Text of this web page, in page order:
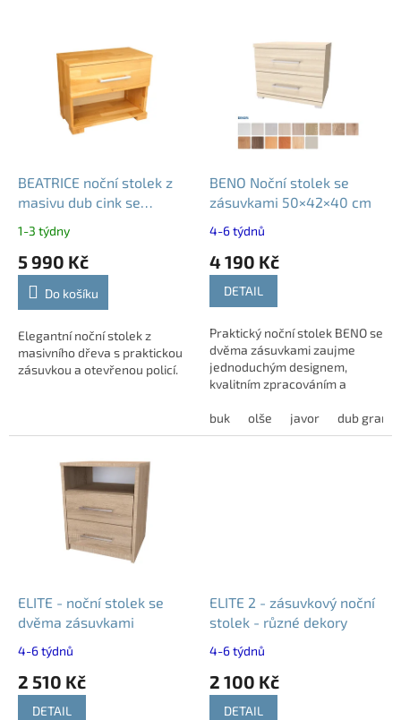
BEATRICE noční stolek z
masivu dub cink se
1-3 týdny
5 990 Kč
Do košíku
Elegantní noční stolek z
masivního dřeva s praktickou
zásuvkou a otevřenou policí.
BENO Noční stolek se
zásuvkami 50×42×40 cm
4-6 týdnů
4 190 Kč
DETAIL
Praktický noční stolek BENO se
dvěma zásuvkami zaujme
jednoduchým designem,
kvalitním zpracováním a
lůžky. Nabízí dostatek
úložného prostoru a...
buk olše javor dub
ELITE - noční stolek se
dvěma zásuvkami
4-6 týdnů
2 510 Kč
DETAIL
ELITE 2 - zásuvkový noční
stolek - různé dekory
4-6 týdnů
2 100 Kč
DETAIL